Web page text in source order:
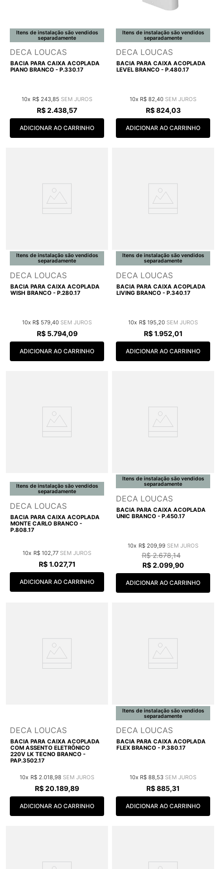
Itens de instalação são vendidos
separadamente
DECA LOUCAS
BACIA PARA CAIXA ACOPLADA
PIANO BRANCO - P.330.17
10 R$ 243,85
R$2.438,57
ADICIONAR AO CARRINHO
Itens de instalação são vendidos
separadamente
DECA LOUCAS
BACIA PARA CAIXA ACOPLADA
LEVEL BRANCO - P.480.17
10 R$ 82,40
R$ 824,03
ADICIONAR AO CARRINHO
Itens de instalação são vendidos
separadamente
DECA LOUCAS
BACIA PARA CAIXA ACOPLADA
WISH BRANCO - P.280.17
10 R$ 579,40
R$ 5.794,09
ADICIONAR AO CARRINHO
Itens de instalação são vendidos
separadamente
DECA LOUCAS
BACIA PARA CAIXA ACOPLADA
LIVING BRANCO - P.340.17
10 R$ 195,20
R$ 1.952,01
ADICIONAR AO CARRINHO
Itens de instalação são vendidos
separadamente
DECA LOUCAS
BACIA PARA CAIXA ACOPLADA
MONTE CARLO BRANCO -
P.808.17
10 R$ 102,77
R$ 1.027,71
ADICIONAR AO CARRINHO
Itens de instalação são vendidos
separadamente
DECA LOUCAS
BACIA PARA CAIXA ACOPLADA
UNIC BRANCO - P.450.17
10 R$ 209 99
R$ 2.678,14
R$ 2.099,90
ADICIONAR AO CARRINHO
DECA LOUCAS
BACIA PARA CAIXA ACOPLADA
COM ASSENTO ELETRÔNICO
220V LK TECNO BRANCO -
PAP.3502.17
10 R$ 2.018,98
R$20.189,89
ADICIONAR AO CARRINHO
Itens de instalação são vendidos
separadamente
DECA LOUCAS
BACIA PARA CAIXA ACOPLADA
FLEX BRANCO - P.380.17
10 R$ 88,53
R$885,31
ADICIONAR AO CARRINHO